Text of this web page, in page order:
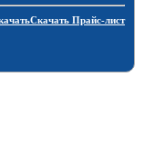
Скачать Прайс-лист